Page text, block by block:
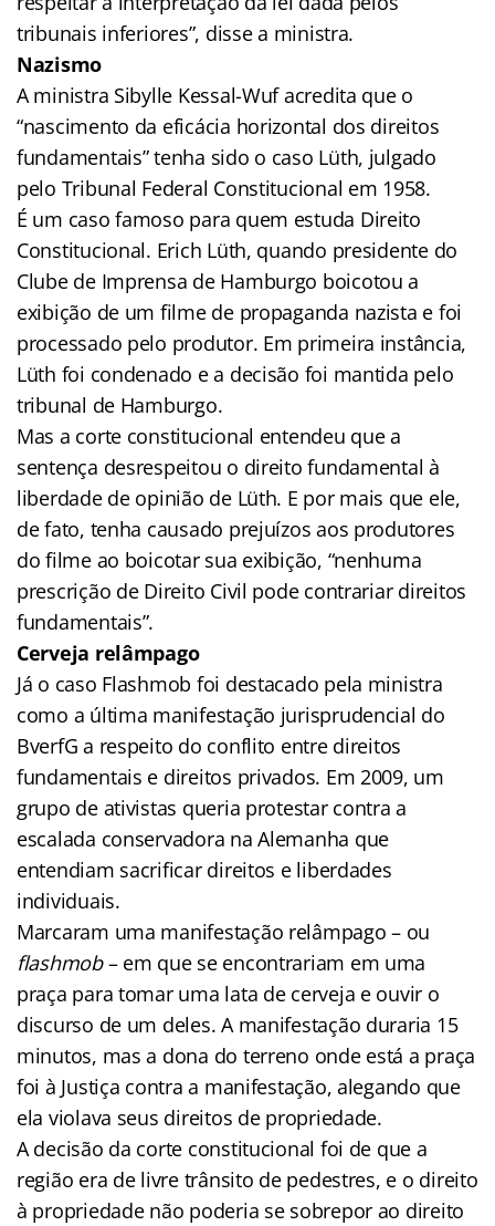
tribunais inferiores”, disse a ministra.
Nazismo
A ministra Sibylle Kessal-Wuf acredita que o
“nascimento da eficácia horizontal dos direitos
fundamentais” tenha sido o caso Lüth, julgado
pelo Tribunal Federal Constitucional em 1958.
É um caso famoso para quem estuda Direito
Constitucional. Erich Lüth, quando presidente do
Clube de Imprensa de Hamburgo boicotou a
exibição de um filme de propaganda nazista e foi
processado pelo produtor. Em primeira instância,
Lüth foi condenado e a decisão foi mantida pelo
tribunal de Hamburgo.
Mas a corte constitucional entendeu que a
sentença desrespeitou o direito fundamental à
liberdade de opinião de Lüth. E por mais que ele,
de fato, tenha causado prejuízos aos produtores
do filme ao boicotar sua exibição, “nenhuma
prescrição de Direito Civil pode contrariar direitos
fundamentais”.
Cerveja relâmpago
Já o caso Flashmob foi destacado pela ministra
como a última manifestação jurisprudencial do
BverfG a respeito do conflito entre direitos
fundamentais e direitos privados. Em 2009, um
grupo de ativistas queria protestar contra a
escalada conservadora na Alemanha que
entendiam sacrificar direitos e liberdades
individuais.
Marcaram uma manifestação relâmpago – ou
flashmob– em que se encontrariam em uma
praça para tomar uma lata de cerveja e ouvir o
discurso de um deles. A manifestação duraria 15
minutos, mas a dona do terreno onde está a praça
foi à Justiça contra a manifestação, alegando que
ela violava seus direitos de propriedade.
A decisão da corte constitucional foi de que a
região era de livre trânsito de pedestres, e o direito
à propriedade não poderia se sobrepor ao direito